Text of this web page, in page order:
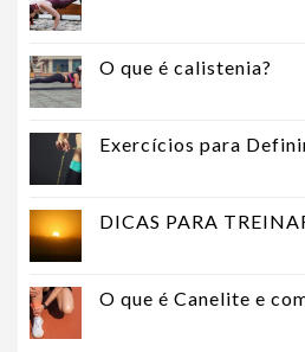
O que é calistenia?
Exercícios para
DICAS PARA
O que é Canelite e